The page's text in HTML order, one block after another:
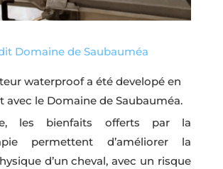
Domaine de Saubauméa
waterproof a été developé en
avec le Domaine de Saubauméa.
les bienfaits offerts par la
permettent d’améliorer la
d’un cheval, avec un risque